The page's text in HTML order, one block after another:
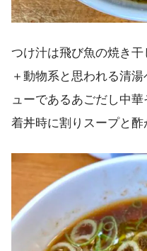
つけ汁は飛び魚の焼き
＋動物系と思われる清
ューであるあごだし中華
着丼時に割りスープと酢